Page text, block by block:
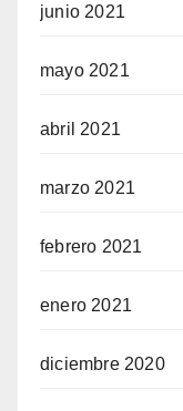
junio 2021
mayo 2021
abril 2021
marzo 2021
febrero 2021
enero 2021
diciembre 2020